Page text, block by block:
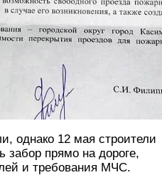
однако 12 мая строители
забор прямо на дороге,
и требования МЧС.